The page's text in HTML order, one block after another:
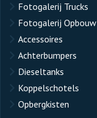
Fotogalerij Trucks
Fotogalerij Opbouw
Accessoires
Achterbumpers
Dieseltanks
Koppelschotels
Opbergkisten